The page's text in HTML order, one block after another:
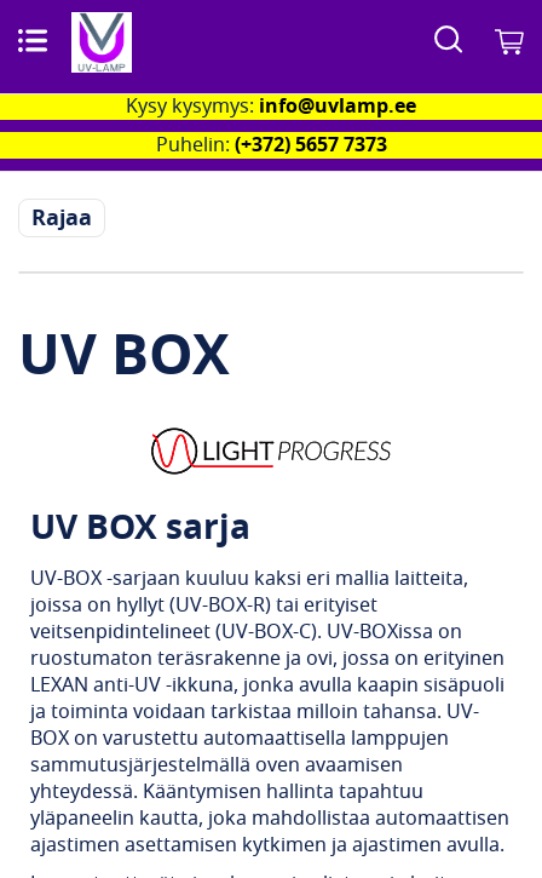
Search
Kysy kysymys: info@uvlamp.ee
Puhelin: (+372) 5657 7373
Rajaa
UV BOX
UV BOX sarja
UV-BOX -sarjaan kuuluu kaksi eri mallia laitteita,
joissa on hyllyt (UV-BOX-R) tai erityiset
veitsenpidintelineet (UV-BOX-C). UV-BOXissa on
ruostumaton teräsrakenne ja ovi, jossa on erityinen
LEXAN anti-UV -ikkuna, jonka avulla kaapin sisäpuoli
ja toiminta voidaan tarkistaa milloin tahansa. UV-
BOX on varustettu automaattisella lamppujen
sammutusjärjestelmällä oven avaamisen
yhteydessä. Kääntymisen hallinta tapahtuu
yläpaneelin kautta, joka mahdollistaa automaattisen
ajastimen asettamisen kytkimen ja ajastimen avulla.